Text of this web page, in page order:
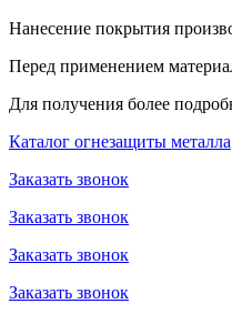
Нанесение покрытия
Перед применением
Для получения более
Каталог огнезащиты металла
Заказать звонок
Заказать звонок
Заказать звонок
Заказать звонок